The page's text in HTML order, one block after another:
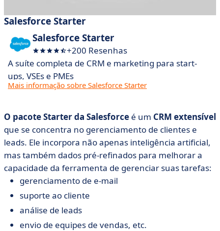
Salesforce Starter
Salesforce Starter
+200 Resenhas
A suíte completa de CRM e marketing para start-
ups, VSEs e PMEs
Mais informação sobre Salesforce Starter
O pacote Starter da Salesforce é um CRM extensível
que se concentra no gerenciamento de clientes e
leads. Ele incorpora não apenas inteligência artificial,
mas também dados pré-refinados para melhorar a
capacidade da ferramenta de gerenciar suas tarefas:
gerenciamento de e-mail
suporte ao cliente
análise de leads
envio de equipes de vendas, etc.